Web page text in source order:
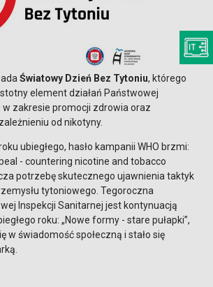
Światowy Dzień Bez Tytoniu, którego
element działań Państwowej
w zakresie promocji zdrowia oraz
od nikotyny.
ubiegłego, hasło kampanii WHO brzmi:
- countering nicotine and tobacco
potrzebę skutecznego ujawnienia taktyk
tytoniowego. Tegoroczna
Inspekcji Sanitarnej jest kontynuacją
roku: „Nowe formy - stare pułapki”,
w świadomość społeczną i stało się